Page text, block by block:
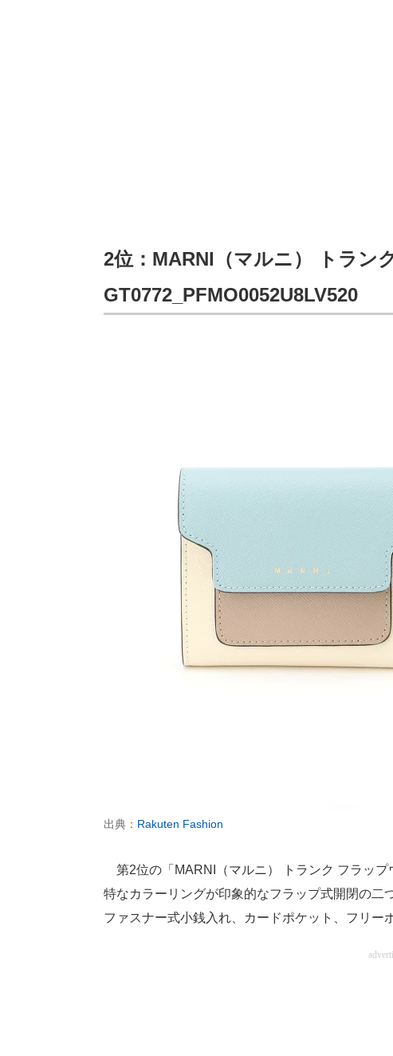
2位：MARNI（マルニ） トラン
GT0772_PFMO0052U8LV520
出典： Rakuten Fashion
第2位の「MARNI（マルニ） トランク フラッ
特なカラーリングが印象的なフラップ式開閉の
ファスナー式小銭入れ、カードポケット、フリー